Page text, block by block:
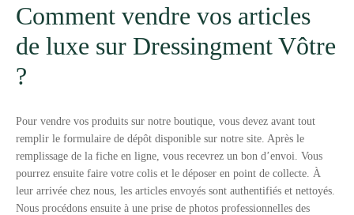
Comment vendre vos articles
de luxe sur Dressingment Vôtre
?
Pour vendre vos produits sur notre boutique, vous devez avant tout
remplir le formulaire de dépôt disponible sur notre site. Après le
remplissage de la fiche en ligne, vous recevrez un bon d’envoi. Vous
pourrez ensuite faire votre colis et le déposer en point de collecte. À
leur arrivée chez nous, les articles envoyés sont authentifiés et nettoyés.
Nous procédons ensuite à une prise de photos professionnelles des